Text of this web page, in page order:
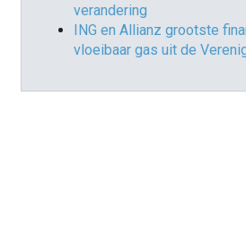
verandering
ING en Allianz grootste
vloeibaar gas uit de